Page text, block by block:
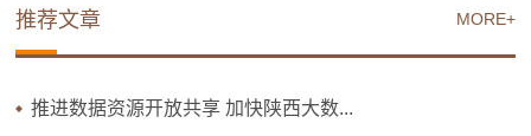
MORE+
推荐文章
推进数据资源开放共享 加快陕西大数...